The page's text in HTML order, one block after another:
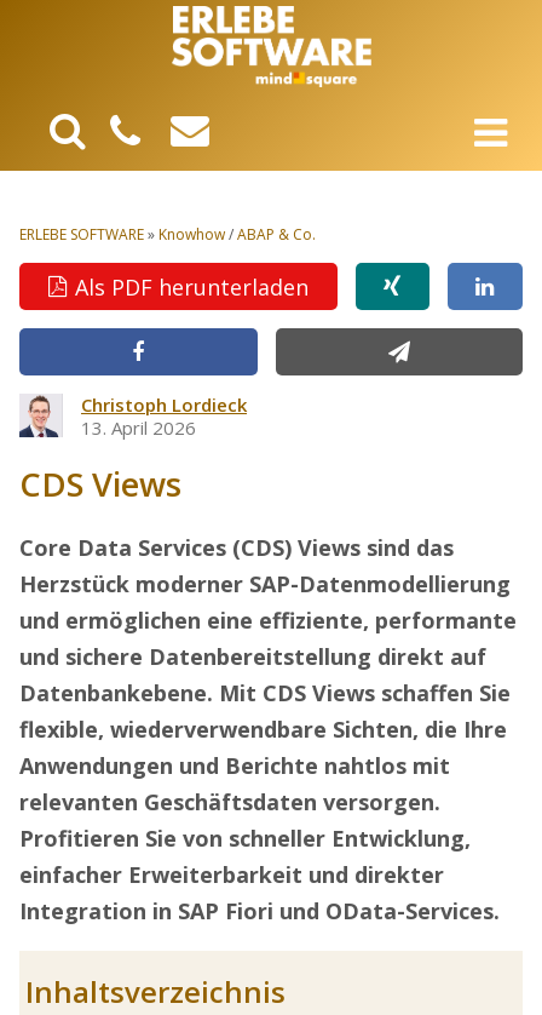
ERLEBE SOFTWARE»Knowhow/ABAP & Co.
Als PDF herunterladen
Christoph Lordieck
13. April 2026
CDS Views
Core Data Services (CDS) Views sind das
Herzstück moderner SAP-Datenmodellierung
und ermöglichen eine effiziente, performante
und sichere Datenbereitstellung direkt auf
Datenbankebene. Mit CDS Views schaffen Sie
flexible, wiederverwendbare Sichten, die Ihre
Anwendungen und Berichte nahtlos mit
relevanten Geschäftsdaten versorgen.
Profitieren Sie von schneller Entwicklung,
einfacher Erweiterbarkeit und direkter
Integration in SAP Fiori und OData-Services.
Inhaltsverzeichnis